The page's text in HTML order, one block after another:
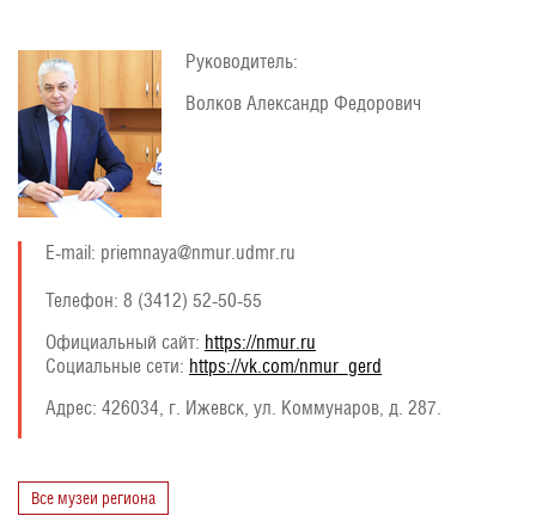
Руководитель:
Волков Александр Федорович
E-mail: priemnaya@nmur.udmr.ru
Телефон: 8 (3412) 52-50-55
Официальный сайт: https://nmur.ru
Социальные сети: https://vk.com/nmur_gerd
Адрес: 426034, г. Ижевск, ул. Коммунаров, д. 287.
Все музеи региона